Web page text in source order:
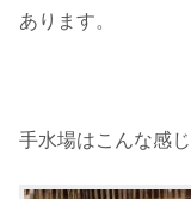
あります。
手水場はこんな感じ